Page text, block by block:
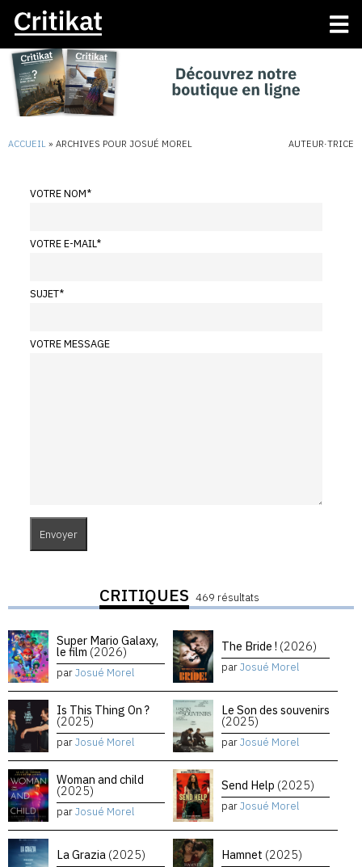
ACCUEIL » ARCHIVES POUR JOSUÉ MOREL AUTEUR·TRICE
VOTRE NOM*
VOTRE E-MAIL*
SUJET*
VOTRE MESSAGE
CRITIQUES 469 résultats
Super Mario Galaxy,
le film (2026)
parJosué Morel
The Bride ! (2026)
parJosué Morel
Is This Thing On ?
(2025)
parJosué Morel
Le Son des souvenirs
(2025)
parJosué Morel
Woman and child
(2025)
parJosué Morel
Send Help (2025)
parJosué Morel
La Grazia (2025) Hamnet (2025)